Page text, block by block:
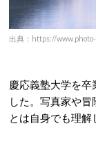
出典：https://
慶応義塾大学を
した。写真家や
とは自身でも理解